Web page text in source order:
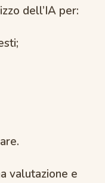
dell’IA per:
valutazione e